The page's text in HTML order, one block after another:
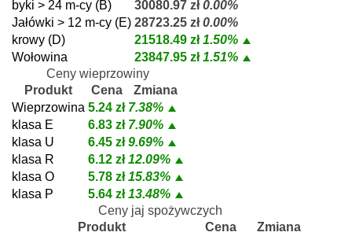
byki > 24 m-cy (B) 30080.97 zł 0.00%
Jałówki > 12 m-cy (E) 28723.25 zł 0.00%
krowy (D)
21518.49 zł 1.50%
Wołowina
23847.95 zł 1.51%
Ceny wieprzowiny
Produkt
Cena
Zmiana
Wieprzowina 5.24 zł 7.38%
klasa E
6.83 zł 7.90%
klasa U
6.45 zł 9.69%
klasa R
6.12 zł 12.09%
klasa O
5.78 zł 15.83%
klasa P
5.64 zł 13.48%
Ceny jaj spożywczych
Produkt
Cena
Zmiana